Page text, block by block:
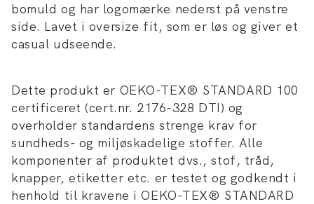
bomuld og har logomærke nederst på venstre
side. Lavet i oversize fit, som er løs og giver et
casual udseende.
Dette produkt er OEKO-TEX® STANDARD 100
certificeret (cert.nr. 2176-328 DTI) og
overholder standardens strenge krav for
sundheds- og miljøskadelige stoffer. Alle
komponenter af produktet dvs., stof, tråd,
knapper, etiketter etc. er testet og godkendt i
henhold til kravene i OEKO-TEX® STANDARD